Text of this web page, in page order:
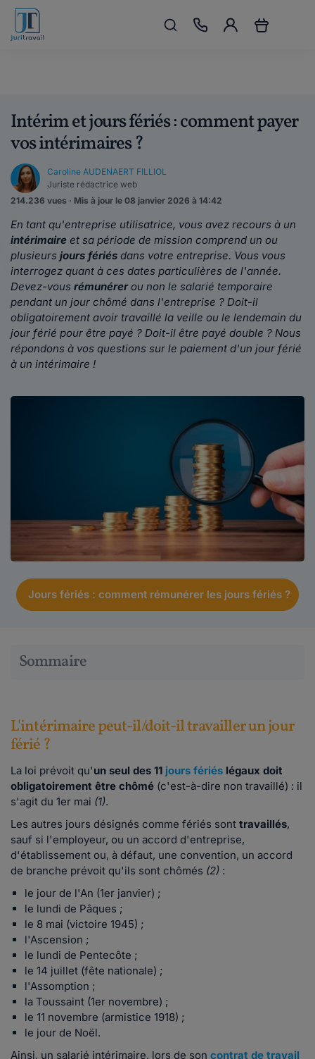
Intérim et jours fériés : comment payer
vos intérimaires ?
Caroline AUDENAERT FILLIOL
Juriste rédactrice web
214.236 vues · Mis à jour le 08 janvier 2026 à 14:42
En tant qu'entreprise utilisatrice, vous avez recours à un
intérimaire et sa période de mission comprend un ou
plusieurs jours fériés dans votre entreprise. Vous vous
interrogez quant à ces dates particulières de l'année.
Devez-vous rémunérerou non le salarié temporaire
pendant un jour chômé dans l'entreprise ? Doit-il
obligatoirement avoir travaillé la veille ou le lendemain du
jour férié pour être payé ? Doit-il être payé double ? Nous
répondons à vos questions sur le paiement d'un jour férié
à un intérimaire !
Jours fériés : comment rémunérer les jours fériés ?
Sommaire
L'intérimaire peut-il/doit-il travailler un jour
férié ?
La loi prévoit qu'un seul des 11 jours fériés légaux doit
obligatoirement être chômé (c'est-à-dire non travaillé) : il
s'agit du 1er mai (1).
Les autres jours désignés comme fériés sont travaillés,
sauf si l'employeur, ou un accord d'entreprise,
d'établissement ou, à défaut, une convention, un accord
de branche prévoit qu'ils sont chômés (2) :
le jour de l'An (1er janvier) ;
le lundi de Pâques ;
le 8 mai (victoire 1945) ;
l'Ascension ;
le lundi de Pentecôte ;
le 14 juillet (fête nationale) ;
l'Assomption ;
la Toussaint (1er novembre) ;
le 11 novembre (armistice 1918) ;
le jour de Noël.
Ainsi, un salarié intérimaire, lors de son contrat de travail